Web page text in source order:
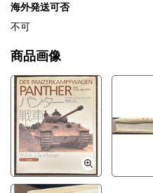
海外発送可否
不可
商品画像